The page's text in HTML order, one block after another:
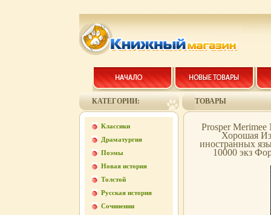
КАТЕГОРИИ:
Классики
Драматургия
Поэмы
Новая история
Толстой
Русская история
Сочинении
ТОВАРЫ
Prosper
Хорошая
иностранных
10000 экз